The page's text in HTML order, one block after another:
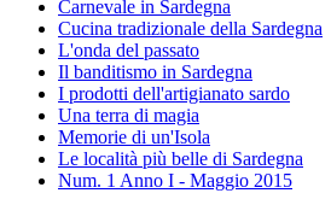
Carnevale in Sardegna
Cucina tradizionale della Sardegna
L'onda del passato
Il banditismo in Sardegna
I prodotti dell'artigianato sardo
Una terra di magia
Memorie di un'Isola
Le località più belle di Sardegna
Num. 1 Anno I - Maggio 2015